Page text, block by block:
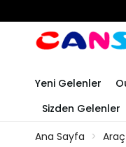
Yeni Gelenler
Sizden Gelenler
Ana Sayfa